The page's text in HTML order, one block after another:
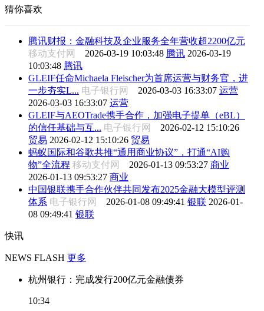
猜你喜欢
腾讯财报：金融科技及企业服务全年营收超2200亿元
移动支付网 2026-03-19 10:03:48 腾讯 2026-03-19
10:03:48 腾讯
GLEIF任命Michaela Fleischer为首席运营与财务官，进
一步夯实L... 电子银行网 2026-03-03 16:33:07 运营
2026-03-03 16:33:07 运营
GLEIF与AEOTrade携手合作，加强电子提单（eBL）
的信任基础与互... 电子银行网 2026-02-12 15:10:26
贸易 2026-02-12 15:10:26 贸易
蚂蚁国际和谷歌共推“通用商业协议”，打通“AI购
物”全流程 移动支付网 2026-01-13 09:53:27 商业
2026-01-13 09:53:27 商业
中国银联携手合作伙伴共同发布2025金融大模型评测
体系 电子银行网 2026-01-08 09:49:41 银联 2026-01-
08 09:49:41 银联
快讯
NEWS FLASH 更多
杭州银行：完成发行200亿元金融债券
10:34